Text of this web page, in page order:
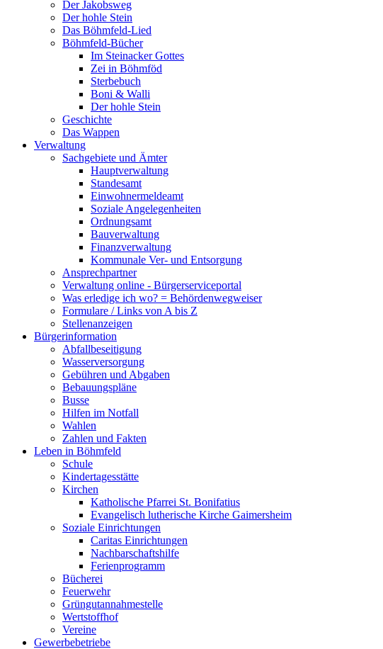
Der Jakobsweg
Der hohle Stein
Das Böhmfeld-Lied
Böhmfeld-Bücher
Im Steinacker Gottes
Zei in Böhmföd
Sterbebuch
Boni & Walli
Der hohle Stein
Geschichte
Das Wappen
Verwaltung
Sachgebiete und Ämter
Hauptverwaltung
Standesamt
Einwohnermeldeamt
Soziale Angelegenheiten
Ordnungsamt
Bauverwaltung
Finanzverwaltung
Kommunale Ver- und Entsorgung
Ansprechpartner
Verwaltung online - Bürgerserviceportal
Was erledige ich wo? = Behördenwegweiser
Formulare / Links von A bis Z
Stellenanzeigen
Bürgerinformation
Abfallbeseitigung
Wasserversorgung
Gebühren und Abgaben
Bebauungspläne
Busse
Hilfen im Notfall
Wahlen
Zahlen und Fakten
Leben in Böhmfeld
Schule
Kindertagesstätte
Kirchen
Katholische Pfarrei St. Bonifatius
Evangelisch lutherische Kirche Gaimersheim
Soziale Einrichtungen
Caritas Einrichtungen
Nachbarschaftshilfe
Ferienprogramm
Bücherei
Feuerwehr
Grüngutannahmestelle
Wertstoffhof
Vereine
Gewerbebetriebe